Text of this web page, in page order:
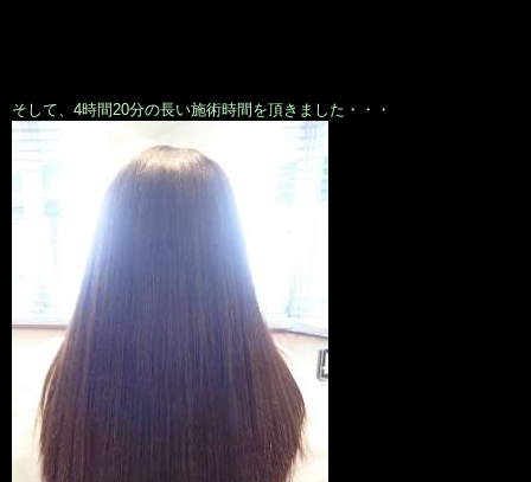
そして、4時間20分の長い施術時間を頂きました・・・